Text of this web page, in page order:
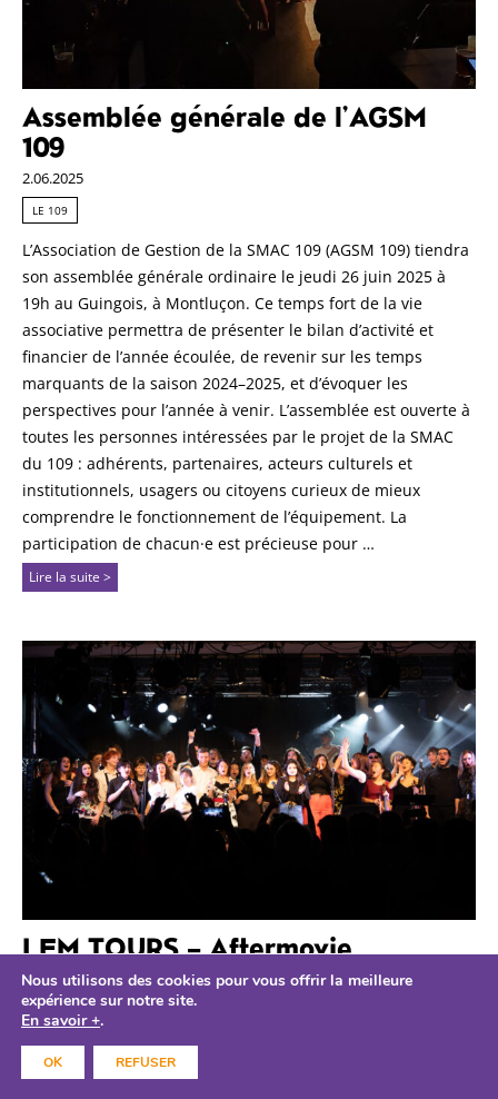
Assemblée générale de l’AGSM
109
2.06.2025
LE 109
L’Association de Gestion de la SMAC 109 (AGSM 109) tiendra
son assemblée générale ordinaire le jeudi 26 juin 2025 à
19h au Guingois, à Montluçon. Ce temps fort de la vie
associative permettra de présenter le bilan d’activité et
financier de l’année écoulée, de revenir sur les temps
marquants de la saison 2024–2025, et d’évoquer les
perspectives pour l’année à venir. L’assemblée est ouverte à
toutes les personnes intéressées par le projet de la SMAC
du 109 : adhérents, partenaires, acteurs culturels et
institutionnels, usagers ou citoyens curieux de mieux
comprendre le fonctionnement de l’équipement. La
participation de chacun·e est précieuse pour …
Lire la suite >
LEM TOURS – Aftermovie
16.05.2025
LE 109
Vous ne l’attendiez plus… mais il est là ! L’aftermovie du
LEM-Tours 2024 est en ligne 3 jours de création, d’échanges
Nous utilisons des cookies pour vous offrir la meilleure
expérience sur notre site.
En savoir +.
OK REFUSER